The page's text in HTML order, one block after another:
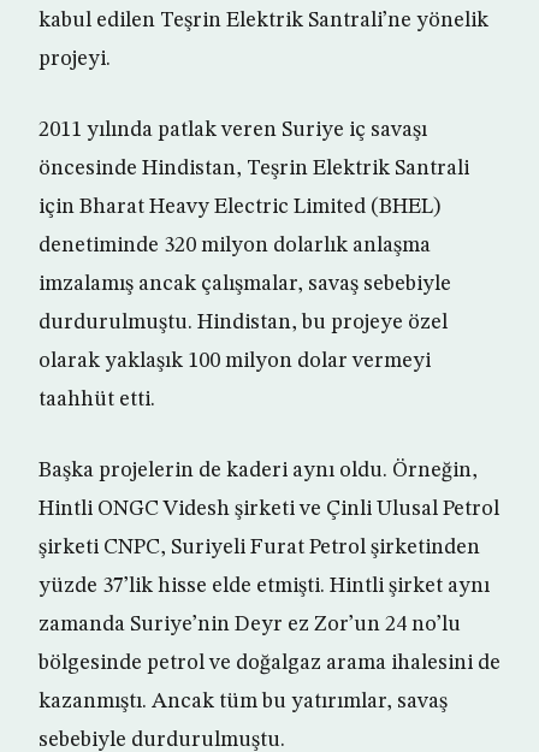
kabul edilen Teşrin Elektrik Santrali’ne yönelik
projeyi.
2011 yılında patlak veren Suriye iç savaşı
öncesinde Hindistan, Teşrin Elektrik Santrali
için Bharat Heavy Electric Limited (BHEL)
denetiminde 320 milyon dolarlık anlaşma
imzalamış ancak çalışmalar, savaş sebebiyle
durdurulmuştu. Hindistan, bu projeye özel
olarak yaklaşık 100 milyon dolar vermeyi
taahhüt etti.
Başka projelerin de kaderi aynı oldu. Örneğin,
Hintli ONGC Videsh şirketi ve Çinli Ulusal Petrol
şirketi CNPC, Suriyeli Furat Petrol şirketinden
yüzde 37’lik hisse elde etmişti. Hintli şirket aynı
zamanda Suriye’nin Deyr ez Zor’un 24 no’lu
bölgesinde petrol ve doğalgaz arama ihalesini de
kazanmıştı. Ancak tüm bu yatırımlar, savaş
sebebiyle durdurulmuştu.